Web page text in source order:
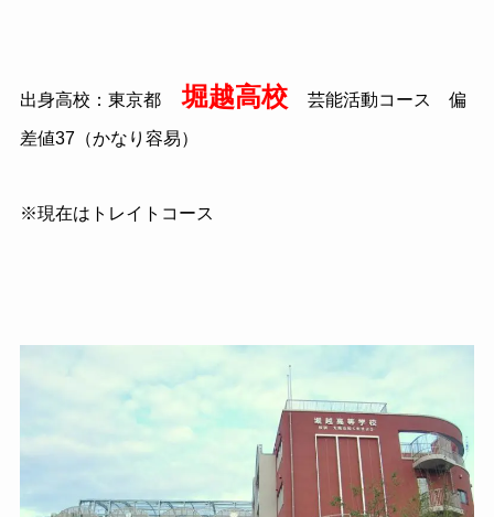
出身高校：東京都 堀越高校 芸能活動コース 偏
差値37（かなり容易）
※現在はトレイトコース